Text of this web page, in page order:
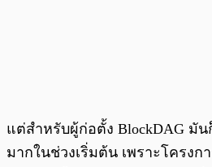
แต่สำหรับผู้ก่อตั้ง BlockDAG มั
มากในช่วงเริ่มต้น เพราะโครง